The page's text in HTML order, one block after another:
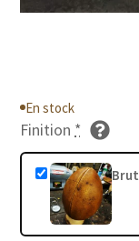
En stock
Finition *
Brut